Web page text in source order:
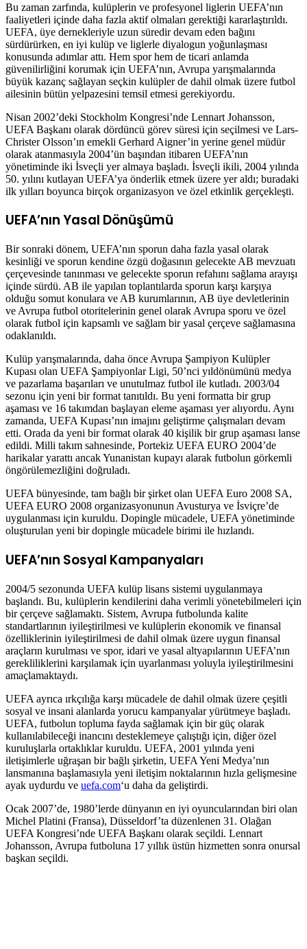
Bu zaman zarfında, kulüplerin ve profesyonel liglerin UEFA’nın
faaliyetleri içinde daha fazla aktif olmaları gerektiği kararlaştırıldı.
UEFA, üye dernekleriyle uzun süredir devam eden bağını
sürdürürken, en iyi kulüp ve liglerle diyalogun yoğunlaşması
konusunda adımlar attı. Hem spor hem de ticari anlamda
güvenilirliğini korumak için UEFA’nın, Avrupa yarışmalarında
büyük kazanç sağlayan seçkin kulüpler de dahil olmak üzere futbol
ailesinin bütün yelpazesini temsil etmesi gerekiyordu.
Nisan 2002’deki Stockholm Kongresi’nde Lennart Johansson,
UEFA Başkanı olarak dördüncü görev süresi için seçilmesi ve Lars-
Christer Olsson’ın emekli Gerhard Aigner’in yerine genel müdür
olarak atanmasıyla 2004’ün başından itibaren UEFA’nın
yönetiminde iki İsveçli yer almaya başladı. İsveçli ikili, 2004 yılında
50. yılını kutlayan UEFA’ya önderlik etmek üzere yer aldı; buradaki
ilk yılları boyunca birçok organizasyon ve özel etkinlik gerçekleşti.
UEFA’nın Yasal Dönüşümü
Bir sonraki dönem, UEFA’nın sporun daha fazla yasal olarak
kesinliği ve sporun kendine özgü doğasının gelecekte AB mevzuatı
çerçevesinde tanınması ve gelecekte sporun refahını sağlama arayışı
içinde sürdü. AB ile yapılan toplantılarda sporun karşı karşıya
olduğu somut konulara ve AB kurumlarının, AB üye devletlerinin
ve Avrupa futbol otoritelerinin genel olarak Avrupa sporu ve özel
olarak futbol için kapsamlı ve sağlam bir yasal çerçeve sağlamasına
odaklanıldı.
Kulüp yarışmalarında, daha önce Avrupa Şampiyon Kulüpler
Kupası olan UEFA Şampiyonlar Ligi, 50’nci yıldönümünü medya
ve pazarlama başarıları ve unutulmaz futbol ile kutladı. 2003/04
sezonu için yeni bir format tanıtıldı. Bu yeni formatta bir grup
aşaması ve 16 takımdan başlayan eleme aşaması yer alıyordu. Aynı
zamanda, UEFA Kupası’nın imajını geliştirme çalışmaları devam
etti. Orada da yeni bir format olarak 40 kişilik bir grup aşaması lanse
edildi. Milli takım sahnesinde, Portekiz UEFA EURO 2004’de
harikalar yarattı ancak Yunanistan kupayı alarak futbolun görkemli
öngörülemezliğini doğruladı.
UEFA bünyesinde, tam bağlı bir şirket olan UEFA Euro 2008 SA,
UEFA EURO 2008 organizasyonunun Avusturya ve İsviçre’de
uygulanması için kuruldu. Dopingle mücadele, UEFA yönetiminde
oluşturulan yeni bir dopingle mücadele birimi ile hızlandı.
UEFA’nın Sosyal Kampanyaları
2004/5 sezonunda UEFA kulüp lisans sistemi uygulanmaya
başlandı. Bu, kulüplerin kendilerini daha verimli yönetebilmeleri için
bir çerçeve sağlamaktı. Sistem, Avrupa futbolunda kalite
standartlarının iyileştirilmesi ve kulüplerin ekonomik ve finansal
özelliklerinin iyileştirilmesi de dahil olmak üzere uygun finansal
araçların kurulması ve spor, idari ve yasal altyapılarının UEFA’nın
gerekliliklerini karşılamak için uyarlanması yoluyla iyileştirilmesini
amaçlamaktaydı.
UEFA ayrıca ırkçılığa karşı mücadele de dahil olmak üzere çeşitli
sosyal ve insani alanlarda yorucu kampanyalar yürütmeye başladı.
UEFA, futbolun topluma fayda sağlamak için bir güç olarak
kullanılabileceği inancını desteklemeye çalıştığı için, diğer özel
kuruluşlarla ortaklıklar kuruldu. UEFA, 2001 yılında yeni
iletişimlerle uğraşan bir bağlı şirketin, UEFA Yeni Medya’nın
lansmanına başlamasıyla yeni iletişim noktalarının hızla gelişmesine
ayak uydurdu ve uefa.com‘u daha da geliştirdi.
Ocak 2007’de, 1980’lerde dünyanın en iyi oyuncularından biri olan
Michel Platini (Fransa), Düsseldorf’ta düzenlenen 31. Olağan
UEFA Kongresi’nde UEFA Başkanı olarak seçildi. Lennart
Johansson, Avrupa futboluna 17 yıllık üstün hizmetten sonra onursal
başkan seçildi.